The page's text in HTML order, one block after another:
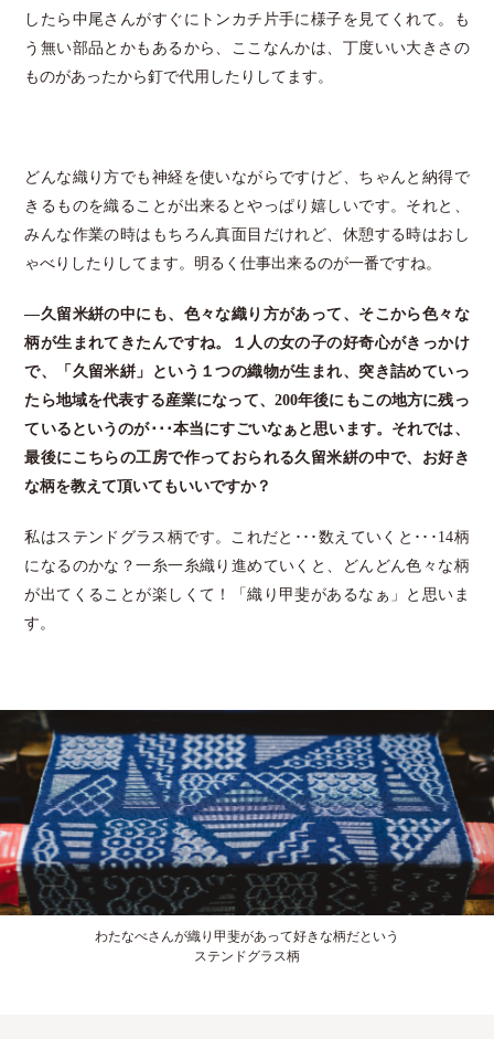
したら中尾さんがすぐにトンカチ片手に様子を見てくれて。も
う無い部品とかもあるから、ここなんかは、丁度いい大きさの
ものがあったから釘で代用したりしてます。
どんな織り方でも神経を使いながらですけど、ちゃんと納得で
きるものを織ることが出来るとやっぱり嬉しいです。それと、
みんな作業の時はもちろん真面目だけれど、休憩する時はおし
ゃべりしたりしてます。明るく仕事出来るのが一番ですね。
―久留米絣の中にも、色々な織り方があって、そこから色々な
柄が生まれてきたんですね。１人の女の子の好奇心がきっかけ
で、「久留米絣」という１つの織物が生まれ、突き詰めていっ
たら地域を代表する産業になって、200年後にもこの地方に残っ
ているというのが･･･本当にすごいなぁと思います。それでは、
最後にこちらの工房で作っておられる久留米絣の中で、お好き
な柄を教えて頂いてもいいですか？
私はステンドグラス柄です。これだと･･･数えていくと･･･14柄
になるのかな？一糸一糸織り進めていくと、どんどん色々な柄
が出てくることが楽しくて！「織り甲斐があるなぁ」と思いま
す。
わたなべさんが織り甲斐があって好きな柄だという
ステンドグラス柄